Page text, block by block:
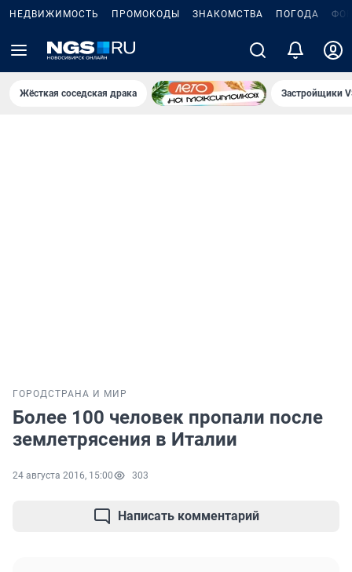
НЕДВИЖИМОСТЬ ПРОМОКОДЫ ЗНАКОМСТВА ПОГОДА
Жёсткая соседская драка Застройщики
ГОРОДСТРАНА И МИР
Более 100 человек пропали после
землетрясения в Италии
24 августа 2016, 15:00 303
Написать комментарий